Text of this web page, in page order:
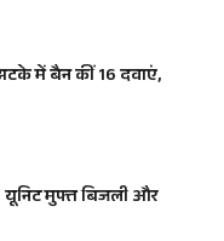
में बैन कीं 16 दवाएं,
यूनिट मुफ्त बिजली और